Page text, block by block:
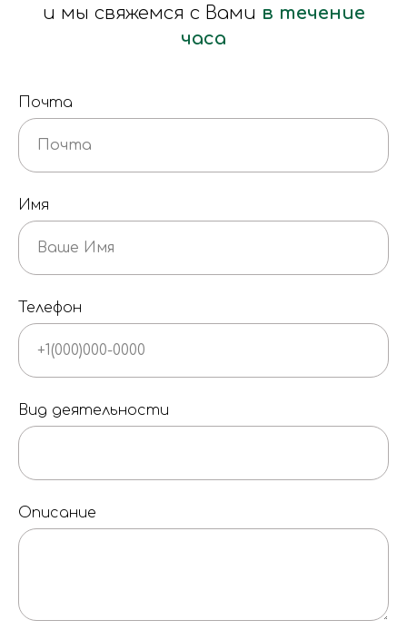
и мы свяжемся с Вами в течение
часа
Почта
Имя
Телефон
Вид деятельности
Описание